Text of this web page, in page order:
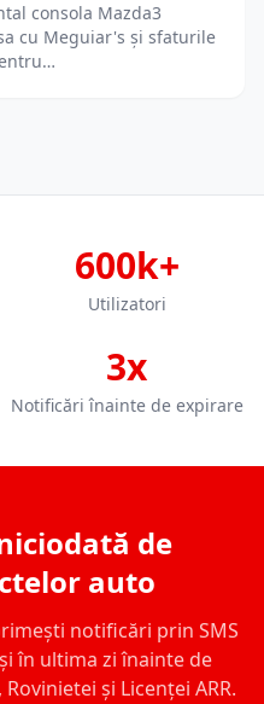
consola Mazda3
cu Meguiar's și sfaturile
600k+
Utilizatori
3x
Notificări înainte de expirare
de
auto
notificări prin SMS
în ultima zi înainte de
și Licenței ARR.